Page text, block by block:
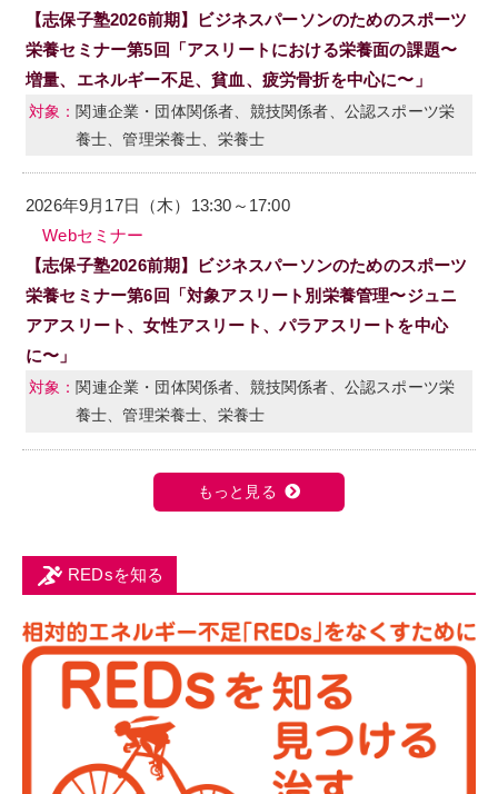
【志保子塾2026前期】ビジネスパーソンのためのスポーツ
栄養セミナー第5回「アスリートにおける栄養面の課題〜
増量、エネルギー不足、貧血、疲労骨折を中心に〜」
関連企業・団体関係者、競技関係者、公認スポーツ栄
養士、管理栄養士、栄養士
2026年9月17日（木）13:30～17:00
Webセミナー
【志保子塾2026前期】ビジネスパーソンのためのスポーツ
栄養セミナー第6回「対象アスリート別栄養管理〜ジュニ
アアスリート、女性アスリート、パラアスリートを中心
に〜」
関連企業・団体関係者、競技関係者、公認スポーツ栄
養士、管理栄養士、栄養士
もっと見る
REDsを知る